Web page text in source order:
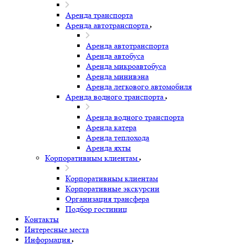
Аренда транспорта
Аренда автотранспорта
Аренда автотранспорта
Аренда автобуса
Аренда микроавтобуса
Аренда минивэна
Аренда легкового автомобиля
Аренда водного транспорта
Аренда водного транспорта
Аренда катера
Аренда теплохода
Аренда яхты
Корпоративным клиентам
Корпоративным клиентам
Корпоративные экскурсии
Организация трансфера
Подбор гостиниц
Контакты
Интересные места
Информация